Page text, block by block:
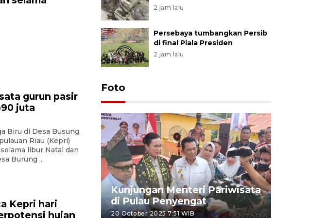
gurun pasir
juta
Biru di Desa Busung,
Riau (Kepri)
libur Natal dan
Burung ...
Kepri hari
hujan
2 jam lalu
Persebaya tumbangkan Persib
di final Piala Presiden
2 jam lalu
Foto
jenazah
WIB, 2024
Kunjungan Menteri Pariwisata
di Pulau Penyengat
20 October 2025 7:51 WIB